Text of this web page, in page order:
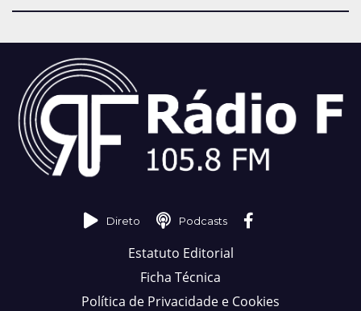
Direto Podcasts
Estatuto Editorial
Ficha Técnica
Política de Privacidade e Cookies